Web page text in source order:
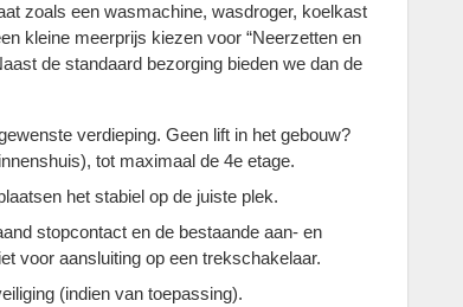
zoals een wasmachine, wasdroger, koelkast
kleine meerprijs kiezen voor “Neerzetten en
de standaard bezorging bieden we dan de
verdieping. Geen lift in het gebouw?
tot maximaal de 4e etage.
het stabiel op de juiste plek.
stopcontact en de bestaande aan- en
voor aansluiting op een trekschakelaar.
(indien van toepassing).